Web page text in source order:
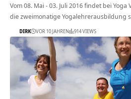
Vom 08. Mai - 03. Juli 2016 findet bei
die zweimonatige Yogalehrerausbildung
DIRK VOR 10 JAHREN 914 VIEWS